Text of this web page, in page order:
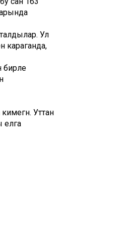
Ул
караганда,
бирле
Уттан
елга